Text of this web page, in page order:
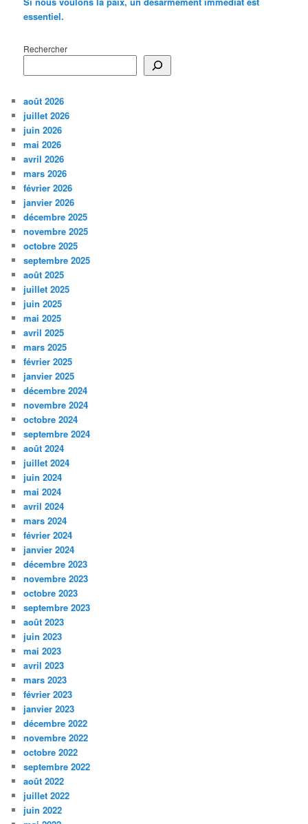
essentiel.
Rechercher
août 2026
juillet 2026
juin 2026
mai 2026
avril 2026
mars 2026
février 2026
janvier 2026
décembre 2025
novembre 2025
octobre 2025
septembre 2025
août 2025
juillet 2025
juin 2025
mai 2025
avril 2025
mars 2025
février 2025
janvier 2025
décembre 2024
novembre 2024
octobre 2024
septembre 2024
août 2024
juillet 2024
juin 2024
mai 2024
avril 2024
mars 2024
février 2024
janvier 2024
décembre 2023
novembre 2023
octobre 2023
septembre 2023
août 2023
juin 2023
mai 2023
avril 2023
mars 2023
février 2023
janvier 2023
décembre 2022
novembre 2022
octobre 2022
septembre 2022
août 2022
juillet 2022
juin 2022